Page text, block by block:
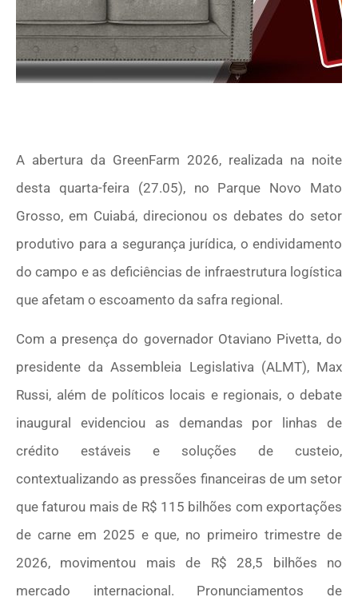
A abertura da GreenFarm 2026, realizada na noite
desta quarta-feira (27.05), no Parque Novo Mato
Grosso, em Cuiabá, direcionou os debates do setor
produtivo para a segurança jurídica, o endividamento
do campo e as deficiências de infraestrutura logística
que afetam o escoamento da safra regional.
Com a presença do governador Otaviano Pivetta, do
presidente da Assembleia Legislativa (ALMT), Max
Russi, além de políticos locais e regionais, o debate
inaugural evidenciou as demandas por linhas de
crédito estáveis e soluções de custeio,
contextualizando as pressões financeiras de um setor
que faturou mais de R$ 115 bilhões com exportações
de carne em 2025 e que, no primeiro trimestre de
2026, movimentou mais de R$ 28,5 bilhões no
mercado internacional. Pronunciamentos de